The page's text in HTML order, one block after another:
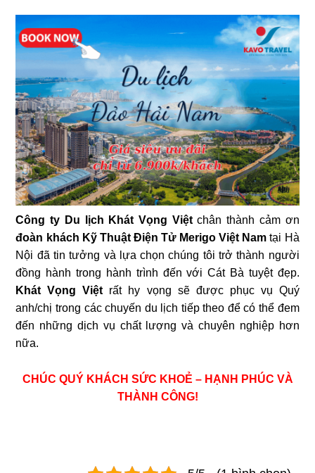
Công ty Du lịch Khát Vọng Việtchân thành cảm ơn
đoàn khách Kỹ Thuật Điện Tử Merigo Việt Nam tại Hà
Nội đã tin tưởng và lựa chọn chúng tôi trở thành người
đồng hành trong hành trình đến với Cát Bà tuyệt đẹp.
Khát Vọng Việt rất hy vọng sẽ được phục vụ Quý
anh/chị trong các chuyến du lịch tiếp theo để có thể đem
đến những dịch vụ chất lượng và chuyên nghiệp hơn
nữa.
CHÚC QUÝ KHÁCH SỨC KHOẺ – HẠNH PHÚC VÀ
THÀNH CÔNG!